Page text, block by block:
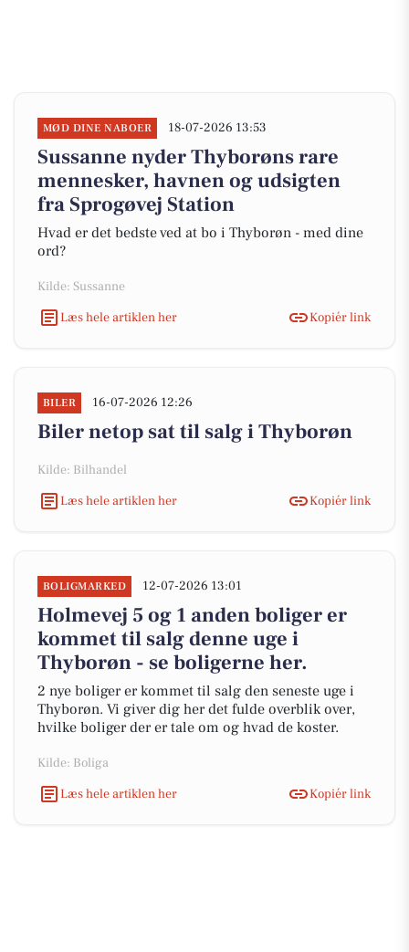
MØD DINE NABOER 18-07-2026 13:53
Sussanne nyder Thyborøns rare
mennesker, havnen og udsigten
fra Sprogøvej Station
Hvad er det bedste ved at bo i Thyborøn - med dine
ord?
Kilde: Sussanne
Læs hele artiklen her
Kopiér link
BILER 16-07-2026 12:26
Biler netop sat til salg i Thyborøn
Kilde: Bilhandel
Læs hele artiklen her
Kopiér link
BOLIGMARKED 12-07-2026 13:01
Holmevej 5 og 1 anden boliger er
kommet til salg denne uge i
Thyborøn - se boligerne her.
2 nye boliger er kommet til salg den seneste uge i
Thyborøn. Vi giver dig her det fulde overblik over,
hvilke boliger der er tale om og hvad de koster.
Kilde: Boliga
Læs hele artiklen her
Kopiér link